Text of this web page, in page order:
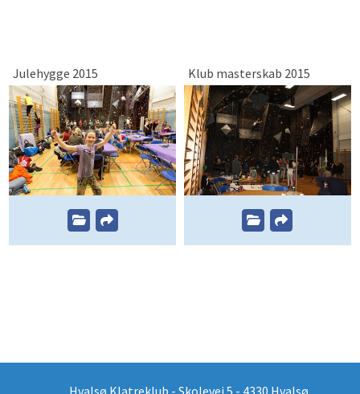
Julehygge 2015 Klub masterskab 2015
Hvalsø Klatreklub - Skolevej 5 - 4330 Hvalsø